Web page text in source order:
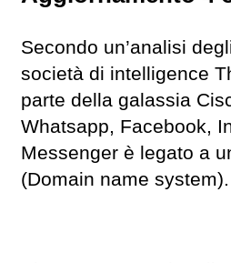
Secondo un’analisi
società di intelligence
parte della galassia
Whatsapp, Facebook,
Messenger è legato a
(Domain name system).